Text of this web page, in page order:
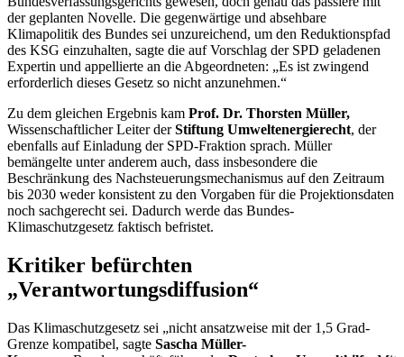
der geplanten Novelle. Die gegenwärtige und absehbare
Klimapolitik des Bundes sei unzureichend, um den Reduktionspfad
des KSG einzuhalten, sagte die auf Vorschlag der SPD geladenen
Expertin und appellierte an die Abgeordneten: „Es ist zwingend
erforderlich dieses Gesetz so nicht anzunehmen.“
Zu dem gleichen Ergebnis kam Prof. Dr. Thorsten Müller,
Wissenschaftlicher Leiter derStiftung Umweltenergierecht, der
ebenfalls auf Einladung der SPD-Fraktion sprach. Müller
bemängelte unter anderem auch, dass insbesondere die
Beschränkung des Nachsteuerungsmechanismus auf den Zeitraum
bis 2030 weder konsistent zu den Vorgaben für die Projektionsdaten
noch sachgerecht sei. Dadurch werde das Bundes-
Klimaschutzgesetz faktisch befristet.
Kritiker befürchten
„Verantwortungsdiffusion“
Das Klimaschutzgesetz sei „nicht ansatzweise mit der 1,5 Grad-
Grenze kompatibel, sagte Sascha Müller-